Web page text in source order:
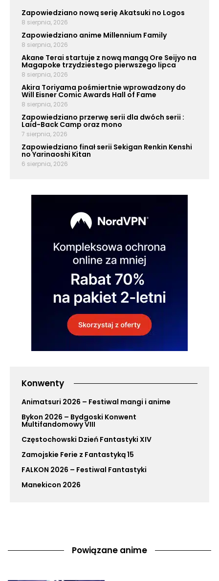
Zapowiedziano nową serię Akatsuki no Logos
8 sierpnia, 2026
Zapowiedziano anime Millennium Family
8 sierpnia, 2026
Akane Terai startuje z nową mangą Ore Seijyo na
Magapoke trzydziestego pierwszego lipca
8 sierpnia, 2026
Akira Toriyama pośmiertnie wprowadzony do
Will Eisner Comic Awards Hall of Fame
8 sierpnia, 2026
Zapowiedziano przerwę serii dla dwóch serii :
Laid-Back Camp oraz mono
7 sierpnia, 2026
Zapowiedziano finał serii Sekigan Renkin Kenshi
no Yarinaoshi Kitan
6 sierpnia, 2026
Konwenty
Animatsuri 2026 – Festiwal mangi i anime
Bykon 2026 – Bydgoski Konwent
Multifandomowy VIII
Częstochowski Dzień Fantastyki XIV
Zamojskie Ferie z Fantastyką 15
FALKON 2026 – Festiwal Fantastyki
Manekicon 2026
Powiązane anime